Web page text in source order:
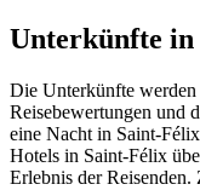
Unterkünfte
Die Unterkünfte
Reisebewertungen und
eine Nacht in Saint-
Hotels in Saint-Félix
Erlebnis der